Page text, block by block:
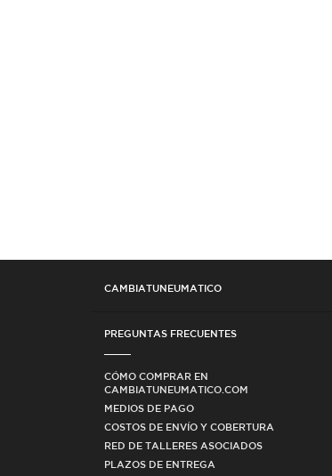
CAMBIATUNEUMATICO
PREGUNTAS FRECUENTES
CÓMO COMPRAR EN
CAMBIATUNEUMATICO.COM
MEDIOS DE PAGO
COSTOS DE ENVÍO Y COBERTURA
RED DE TALLERES ASOCIADOS
PLAZOS DE ENTREGA